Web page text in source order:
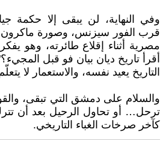
وفي النهاية، لن يبقى إلا حكمة
قرب الفور سيزنس، وصورة ماكرون
مصرية أثناء إقلاع طائرته، وهو
أقرأ تاريخ ديان بيان فو قبل
التاريخ يعيد نفسه، والاستعمار لا
والسلام على دمشق التي تبقى،
ترحل… أو تحاول الرحيل بعد أن
كآخر صرخات الغباء التاريخي.